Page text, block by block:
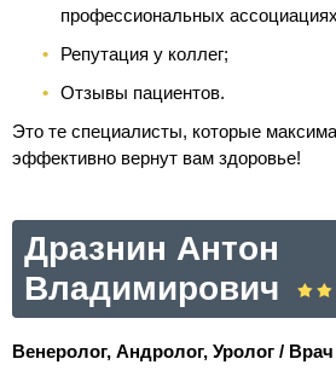
профессиональных
Репутация у коллег;
Отзывы пациентов.
Это те специалисты, которые
эффективно вернут вам здоровье!
Дразнин Антон
Владимирович
Венеролог, Андролог, Уролог /